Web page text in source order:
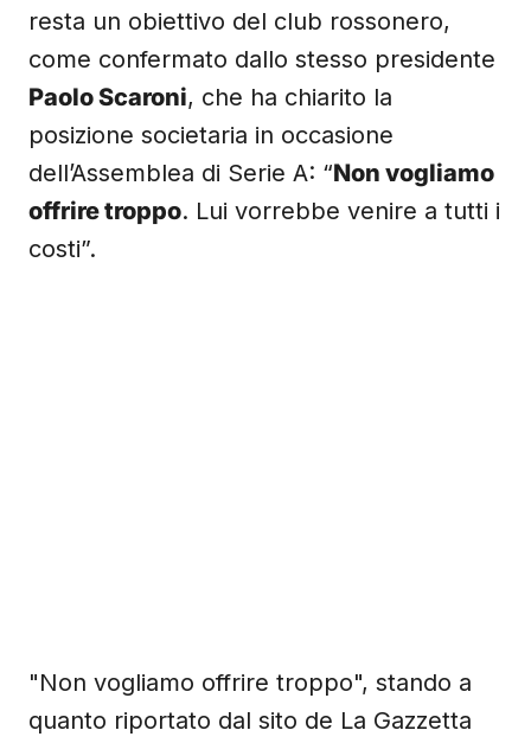
resta un obiettivo del club rossonero,
come confermato dallo stesso presidente
Paolo Scaroni, che ha chiarito la
posizione societaria in occasione
dell’Assemblea di Serie A: “Non vogliamo
offrire troppo. Lui vorrebbe venire a tutti i
costi”.
"Non vogliamo offrire troppo", stando a
quanto riportato dal sito de La Gazzetta